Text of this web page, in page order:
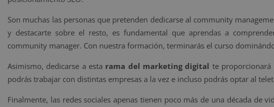
Son muchas las personas que pretenden dedicarse al community
y destacarte sobre el resto, es fundamental que aprendas a
community manager. Con nuestra formación, terminarás el curso
Asimismo, dedicarse a esta rama del marketing digital te proporcionará
podrás trabajar con distintas empresas a la vez e incluso podrás optar al
Finalmente, las redes sociales apenas tienen poco más de una década de